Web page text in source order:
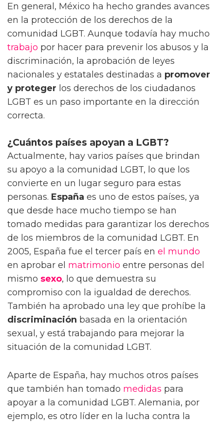
En general, México ha hecho grandes avances
en la protección de los derechos de la
comunidad LGBT. Aunque todavía hay mucho
trabajo por hacer para prevenir los abusos y la
discriminación, la aprobación de leyes
nacionales y estatales destinadas a promover
y proteger los derechos de los ciudadanos
LGBT es un paso importante en la dirección
correcta.
¿Cuántos países apoyan a LGBT?
Actualmente, hay varios países que brindan
su apoyo a la comunidad LGBT, lo que los
convierte en un lugar seguro para estas
personas. España es uno de estos países, ya
que desde hace mucho tiempo se han
tomado medidas para garantizar los derechos
de los miembros de la comunidad LGBT. En
2005, España fue el tercer país en el mundo
en aprobar el matrimonio entre personas del
mismo sexo, lo que demuestra su
compromiso con la igualdad de derechos.
También ha aprobado una ley que prohíbe la
discriminación basada en la orientación
sexual, y está trabajando para mejorar la
situación de la comunidad LGBT.
Aparte de España, hay muchos otros países
que también han tomado medidas para
apoyar a la comunidad LGBT. Alemania, por
ejemplo, es otro líder en la lucha contra la